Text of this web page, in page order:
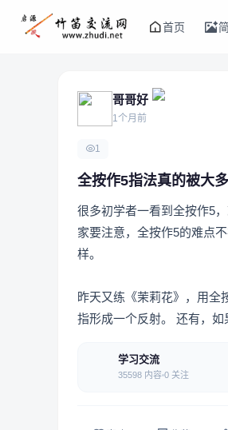
首页
哥哥好
1个月前
1
全按作5指法真的被大
很多初学者一看到全按作5
家要注意，全按作5的难点
样。
昨天又练《茉莉花》，用全
指形成一个反射。 还有，
学习交流
35598 内容 0 关注